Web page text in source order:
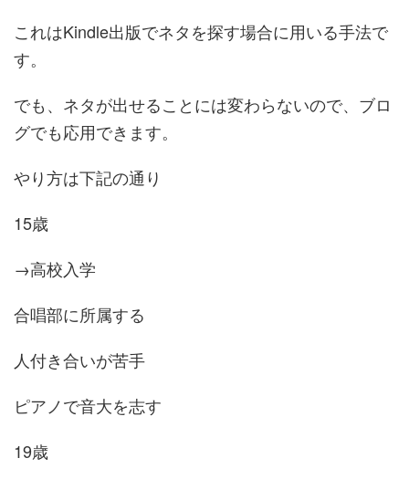
これはKindle出版でネタを探す場合に用いる手法で
す。
でも、ネタが出せることには変わらないので、ブロ
グでも応用できます。
やり方は下記の通り
15歳
→高校入学
合唱部に所属する
人付き合いが苦手
ピアノで音大を志す
19歳